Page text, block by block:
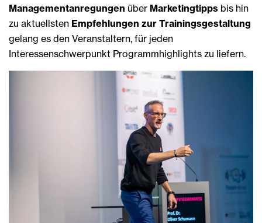
Managementanregungen über Marketingtipps bis hin
zu aktuellsten Empfehlungen zur Trainingsgestaltung
gelang es den Veranstaltern, für jeden
Interessenschwerpunkt Programmhighlights zu liefern.